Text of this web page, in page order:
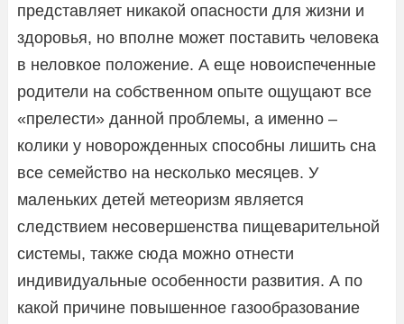
представляет никакой опасности для жизни и
здоровья, но вполне может поставить человека
в неловкое положение. А еще новоиспеченные
родители на собственном опыте ощущают все
«прелести» данной проблемы, а именно –
колики у новорожденных способны лишить сна
все семейство на несколько месяцев. У
маленьких детей метеоризм является
следствием несовершенства пищеварительной
системы, также сюда можно отнести
индивидуальные особенности развития. А по
какой причине повышенное газообразование